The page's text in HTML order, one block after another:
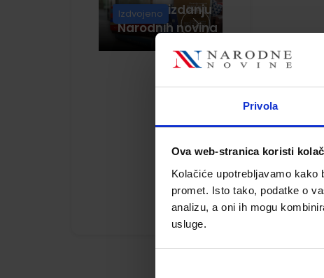
Privola
Ova web-stranica koristi
Kolačiće upotrebljavamo
promet. Isto tako, podatke o
analizu, a oni ih mogu
usluge.
Knjige u izdanju
Narodnih novina
Izdvojeno